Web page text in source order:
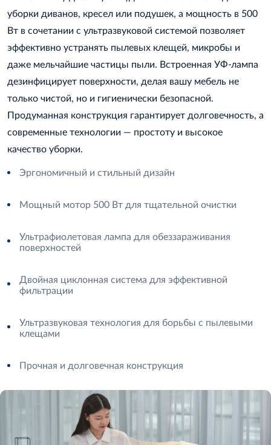
уборки диванов, кресел или подушек, а мощность в 500
Вт в сочетании с ультразвуковой системой позволяет
эффективно устранять пылевых клещей, микробы и
даже мельчайшие частицы пыли. Встроенная УФ-лампа
дезинфицирует поверхности, делая вашу мебель не
только чистой, но и гигиенически безопасной.
Продуманная конструкция гарантирует долговечность, а
современные технологии — простоту и высокое
качество уборки.
Эргономичный и стильный дизайн
Мощный мотор 500 Вт для тщательной очистки
Ультрафиолетовая лампа для обеззараживания
поверхностей
Двойная циклонная система для эффективной
фильтрации
Ультразвуковая технология для борьбы с пылевыми
клещами
Прочная и долговечная конструкция